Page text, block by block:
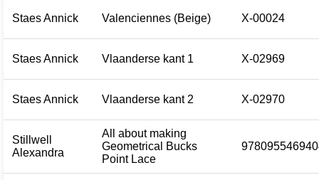
Staes Annick Valenciennes (Beige) X-00024
Staes Annick Vlaanderse kant 1 X-02969
Staes Annick Vlaanderse kant 2 X-02970
Stillwell
Alexandra
All about making
Geometrical Bucks
Point Lace